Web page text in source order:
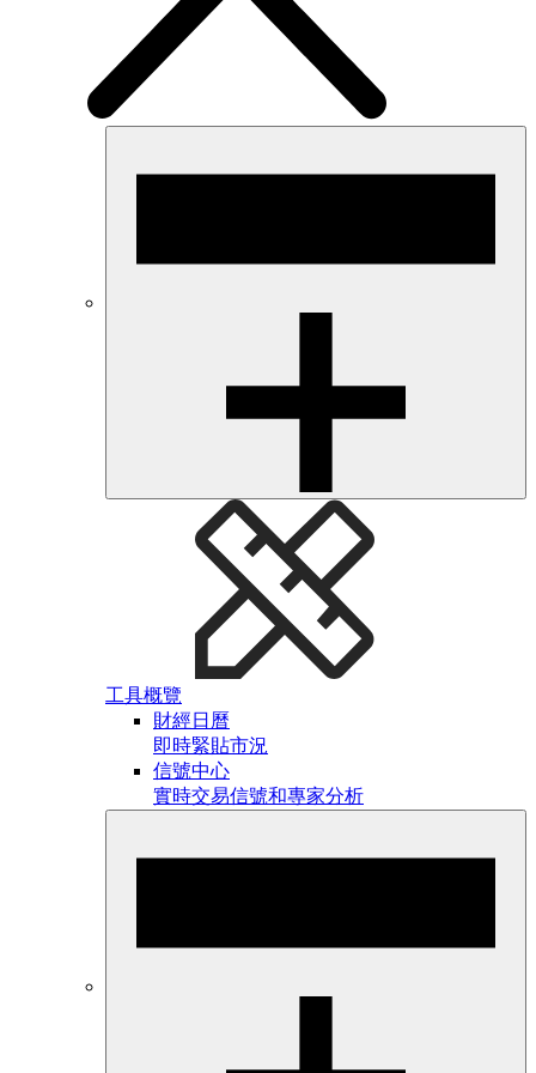
工具概覽
財經日曆
即時緊貼市況
信號中心
實時交易信號和專家分析